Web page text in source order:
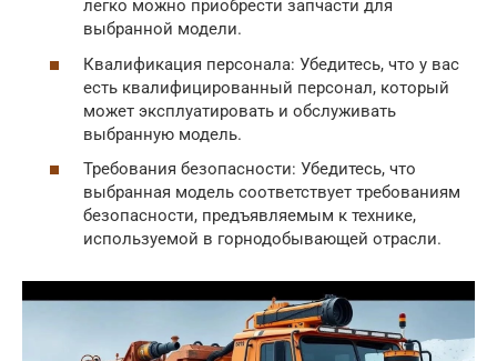
легко можно приобрести запчасти для
выбранной модели.
Квалификация персонала: Убедитесь, что у вас
есть квалифицированный персонал, который
может эксплуатировать и обслуживать
выбранную модель.
Требования безопасности: Убедитесь, что
выбранная модель соответствует требованиям
безопасности, предъявляемым к технике,
используемой в горнодобывающей отрасли.